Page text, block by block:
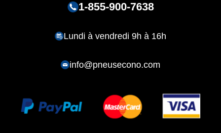
1-855-900-7638
Lundi à vendredi 9h à 16h
info@pneusecono.com